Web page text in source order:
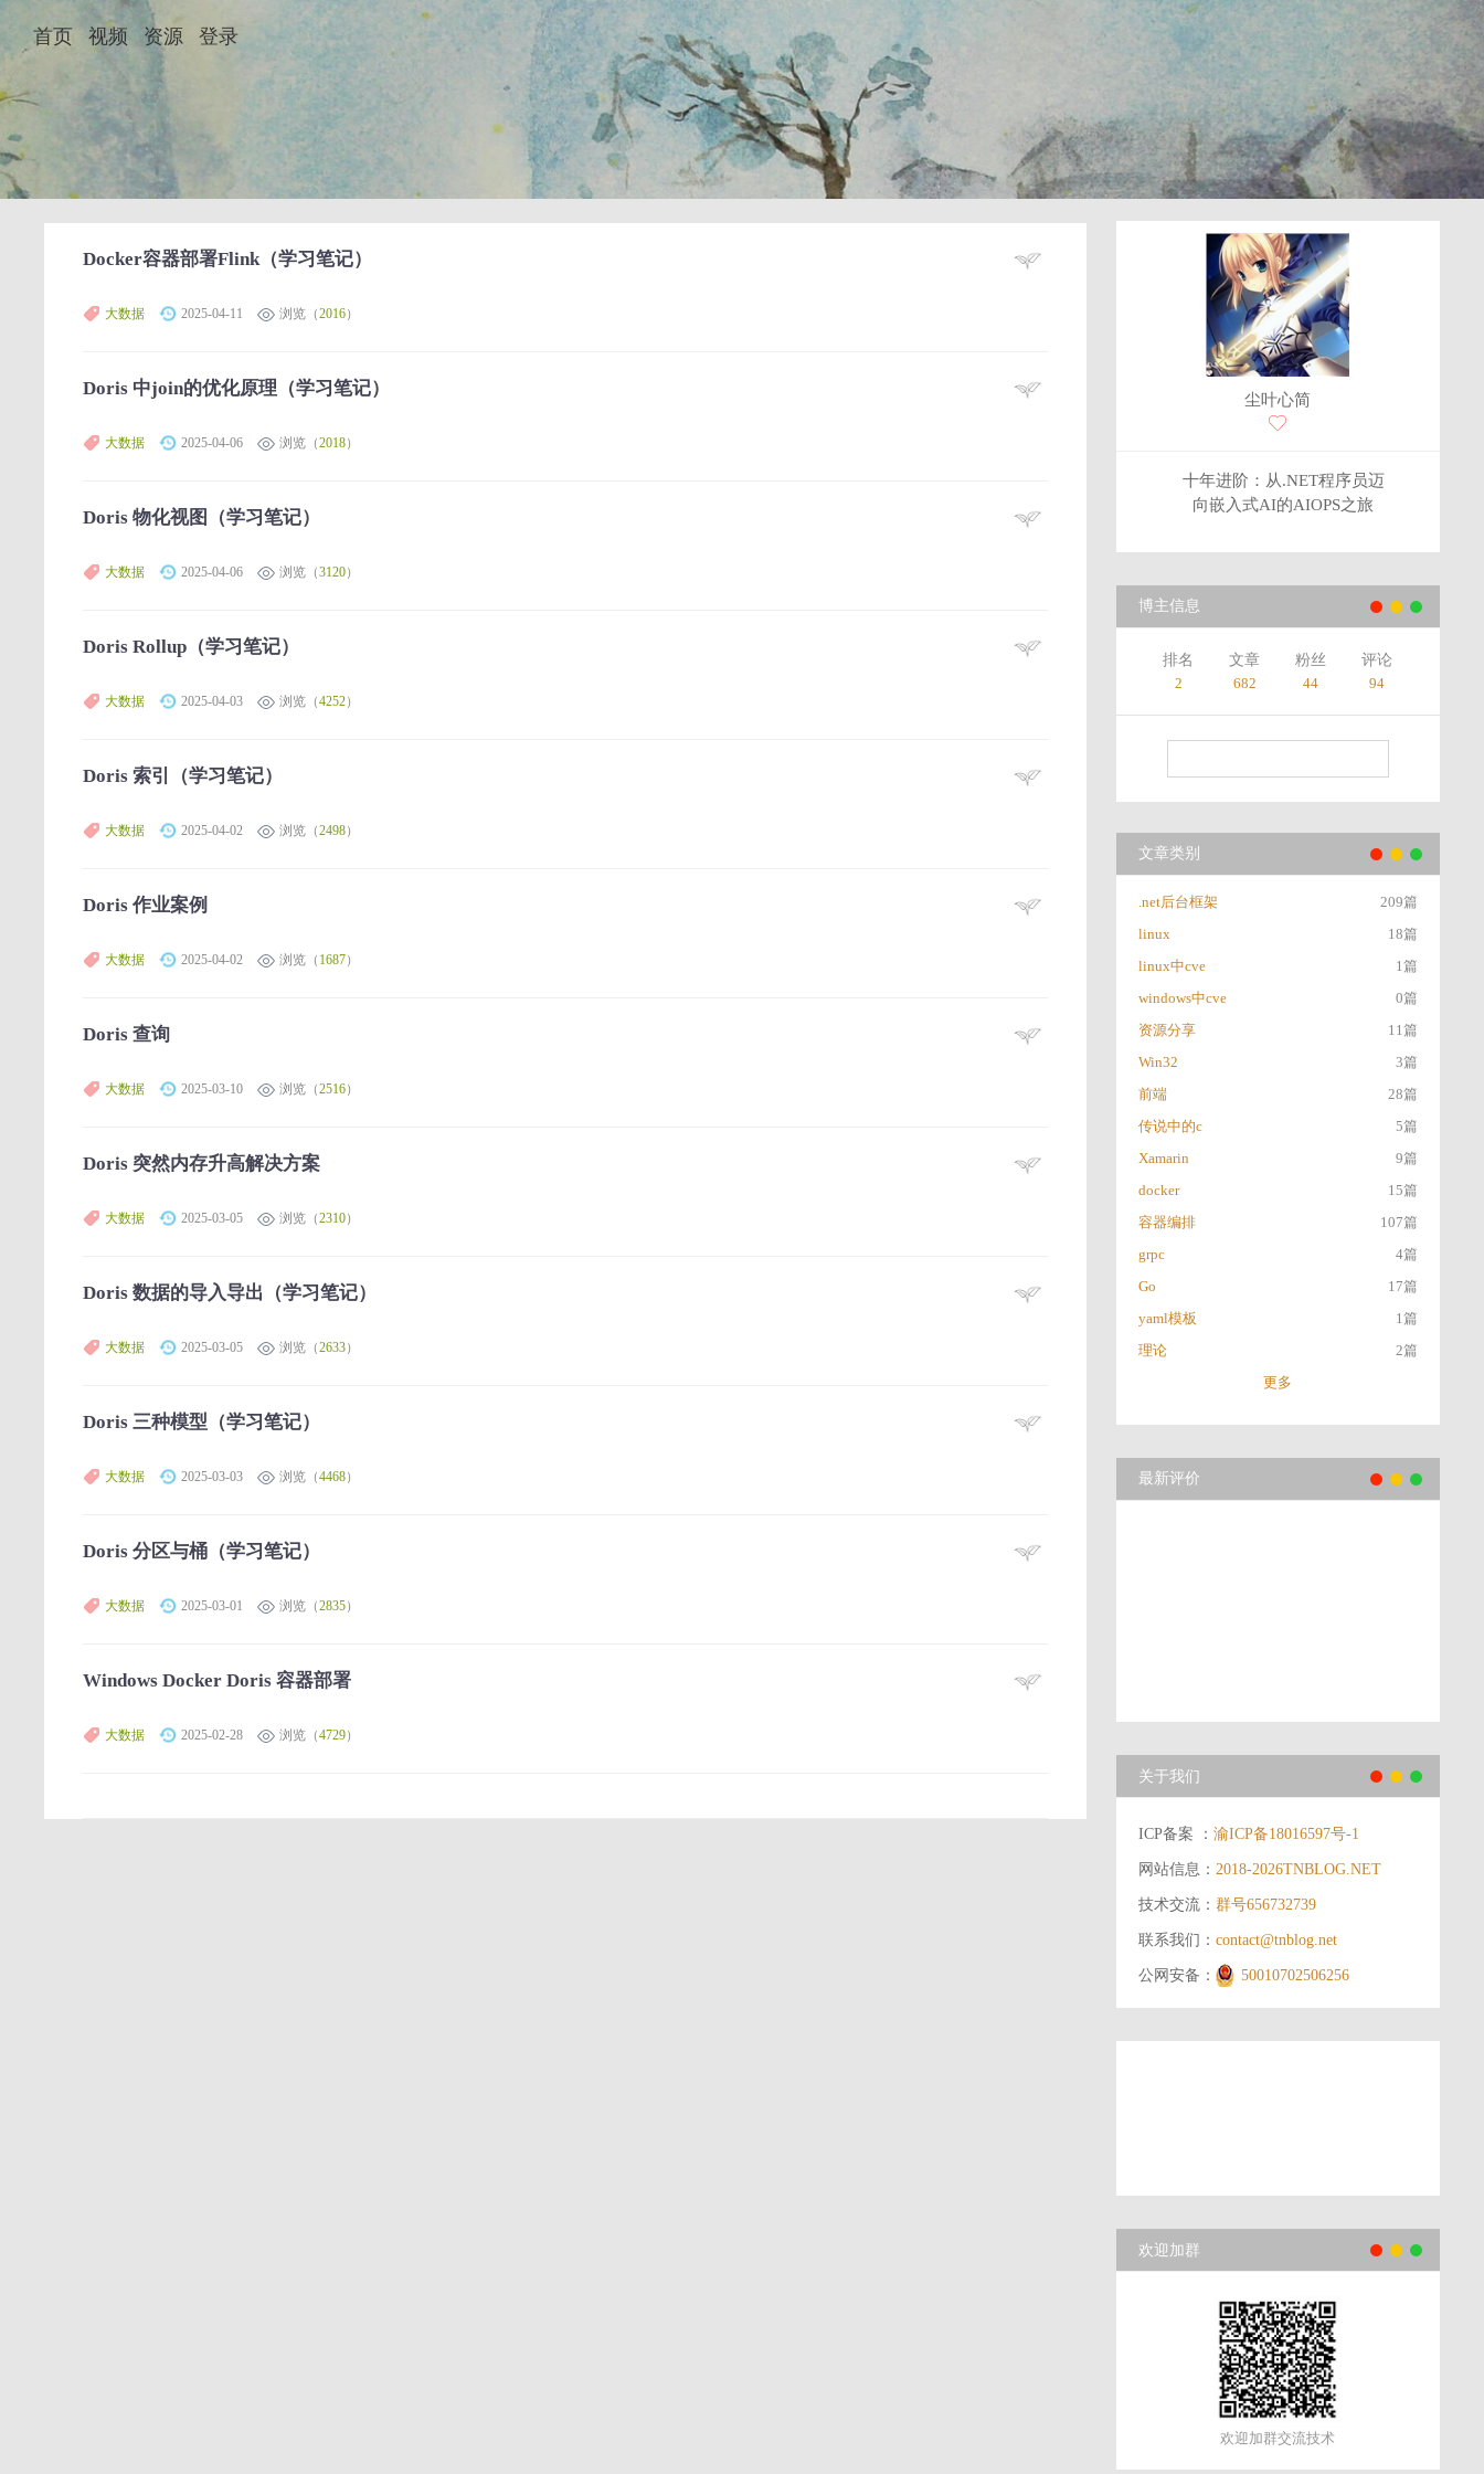
首页 视频 资源 登录
Docker容器部署Flink（学习笔记）
大数据 2025-04-11 浏览（2016）
Doris 中join的优化原理（学习笔记）
大数据 2025-04-06 浏览（2018）
Doris 物化视图（学习笔记）
大数据 2025-04-06 浏览（3120）
Doris Rollup（学习笔记）
大数据 2025-04-03 浏览（4252）
Doris 索引（学习笔记）
大数据 2025-04-02 浏览（2498）
Doris 作业案例
大数据 2025-04-02 浏览（ 1687）
Doris 查询
大数据 2025-03-10 浏览（2516）
Doris 突然内存升高解决方案
大数据 2025-03-05 浏览（2310）
Doris 数据的导入导出（学习笔记）
大数据 2025-03-05 浏览（2633）
Doris 三种模型（学习笔记）
大数据 2025-03-03 浏览（4468）
Doris 分区与桶（学习笔记）
大数据 2025-03-01 浏览（2835）
Windows Docker Doris 容器部署
大数据 2025-02-28 浏览（4729）
尘叶心简
十年进阶：从.NET程序员迈
向嵌入式AI的AIOPS之旅
博主信息
排名
2
文章
682
粉丝
44
评论
94
文章类别
.net后台框架
209篇
linux
18篇
linux中cve
1篇
windows中cve
0篇
资源分享
11篇
Win32
3篇
前端
28篇
传说中的c
5篇
Xamarin
9篇
docker
15篇
容器编排
107篇
grpc
4篇
Go
17篇
yaml模板
1篇
理论
2篇
更多
最新评价
关于我们
ICP备案 ：渝ICP备18016597号-1
网站信息：2018-2026TNBLOG.NET
技术交流：群号656732739
联系我们：contact@tnblog.net
公网安备： 50010702506256
欢迎加群
欢迎加群交流技术